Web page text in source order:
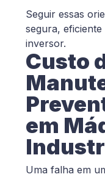
Seguir essas
segura, eficiente
inversor.
Custo
em
Uma falha em